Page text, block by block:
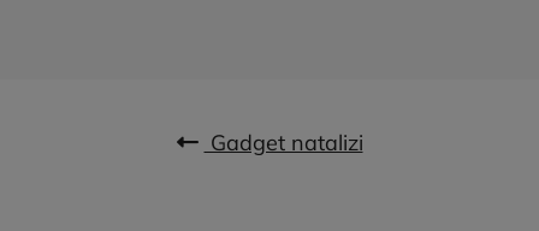
Gadget natalizi